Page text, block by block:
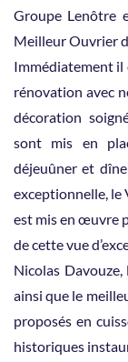
Groupe Lenôtre
Meilleur Ouvrier
Immédiatement il
rénovation avec
décoration
sont mis en
déjeuûner et
exceptionnelle, le
est mis en œuvre
de cette vue
Nicolas
ainsi que le
proposés en
historiques